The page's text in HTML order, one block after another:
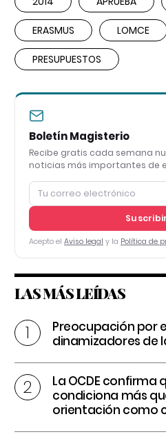
ERASMUS LOMCE
PRESUPUESTOS
Boletín Magisterio
Recibe gratis cada semana
noticias más importantes de
Acepto el Aviso legal y la Política de
LAS MÁS LEÍDAS
Preocupación por
dinamizadores de
La OCDE confirma
condiciona más
orientación como